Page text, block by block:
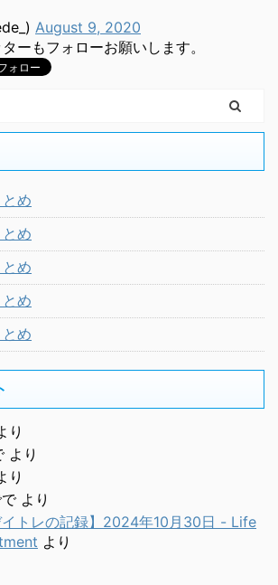
August 9, 2020
ーもフォローお願いします。
め
め
め
め
め
り
より
り
より
イトレの記録】2024年10月30日 - Life
より